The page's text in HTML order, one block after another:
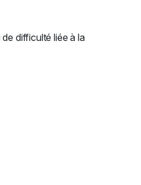
difficulté liée à la